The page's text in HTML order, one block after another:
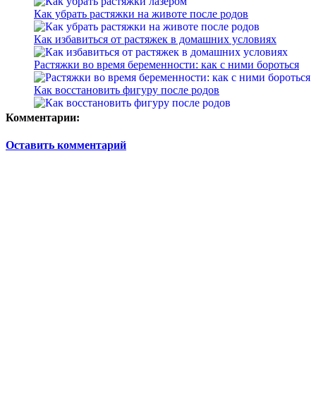
Как убрать растяжки на животе после родов
Как избавиться от растяжек в домашних условиях
Растяжки во время беременности: как с ними бороться
Как восстановить фигуру после родов
Комментарии:
Оставить комментарий